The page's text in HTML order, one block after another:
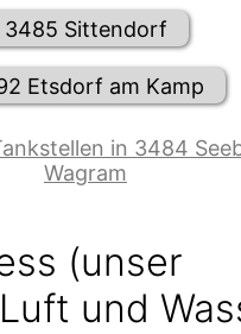
3485 Sittendorf
Etsdorf am Kamp
in 3484
Wagram
(unser
und